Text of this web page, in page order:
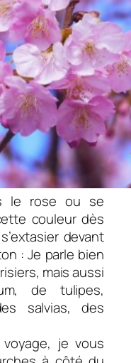
le rose ou se
couleur dès
devant
: Je parle bien
mais aussi
de tulipes,
salvias, des
je vous